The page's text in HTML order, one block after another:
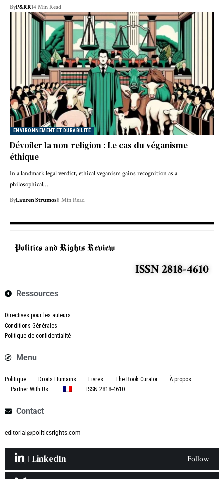
ByP&RR14 Min Read
ENVIRONNEMENT ET DURABILITÉ
Dévoiler la non-religion : Le cas du véganisme
éthique
In a landmark legal verdict, ethical veganism gains recognition as a
philosophical…
ByLauren Strumos8 Min Read
ISSN 2818-4610
Ressources
Directives pour les auteurs
Conditions Générales
Politique de confidentialité
Menu
Politique Droits Humains Livres The Book Curator
À propos
Partner With Us
ISSN 2818-4610
Contact
editorial@politicsrights.com
LinkedIn Follow